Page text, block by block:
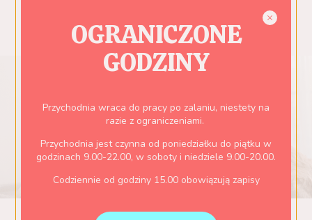
WIĘCEJ
OGRANICZONE
GODZINY
Przychodnia wraca do pracy po zalaniu, niestety na
razie z ograniczeniami.
Przychodnia jest czynna od poniedziałku do piątku w
godzinach 9.00-22.00, w soboty i niedziele 9.00-20.00.
Codziennie od godziny 15.00 obowiązują zapisy